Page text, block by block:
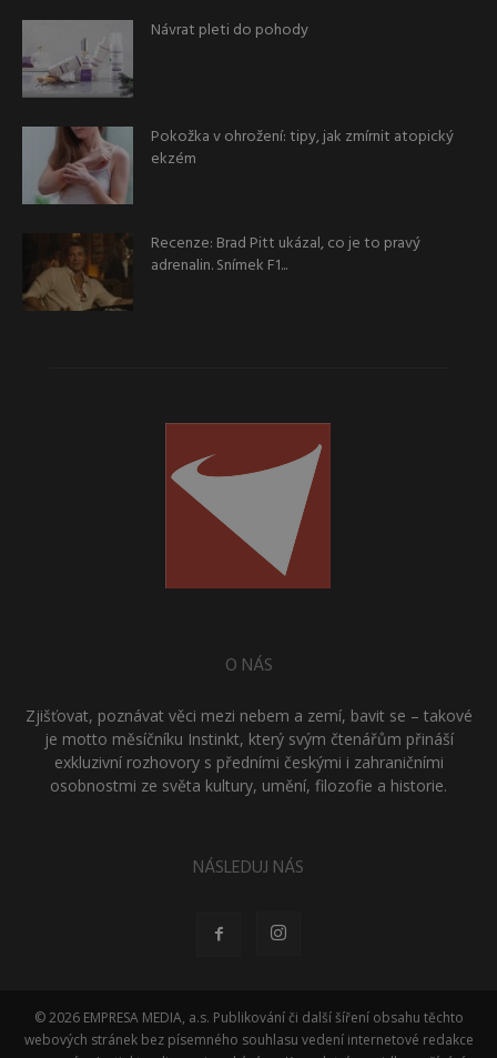
Návrat pleti do pohody
Pokožka v ohrožení: tipy, jak zmírnit atopický
ekzém
Recenze: Brad Pitt ukázal, co je to pravý
adrenalin. Snímek F1...
O NÁS
Zjišťovat, poznávat věci mezi nebem a zemí, bavit se – takové
je motto měsíčníku Instinkt, který svým čtenářům přináší
exkluzivní rozhovory s předními českými i zahraničními
osobnostmi ze světa kultury, umění, filozofie a historie.
NÁSLEDUJ NÁS
© 2026 EMPRESA MEDIA, a.s. Publikování či další šíření obsahu těchto
webových stránek bez písemného souhlasu vedení internetové redakce